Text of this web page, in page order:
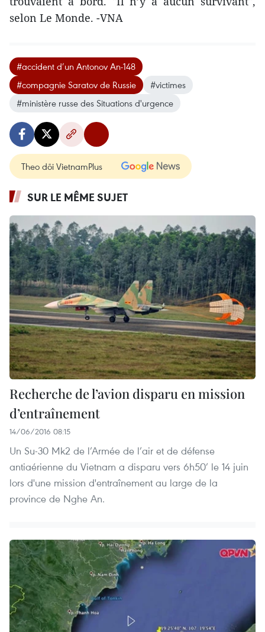
selon Le Monde. -VNA
#accident d’un Antonov An-148
#compagnie Saratov de Russie
#victimes
#ministère russe des Situations d'urgence
Theo dõi VietnamPlus
SUR LE MÊME SUJET
Recherche de l’avion disparu en mission
d’entraînement
14/06/2016 08:15
Un Su-30 Mk2 de l’Armée de l’air et de défense
antiaérienne du Vietnam a disparu vers 6h50’ le 14 juin
lors d'une mission d'entraînement au large de la
province de Nghe An.